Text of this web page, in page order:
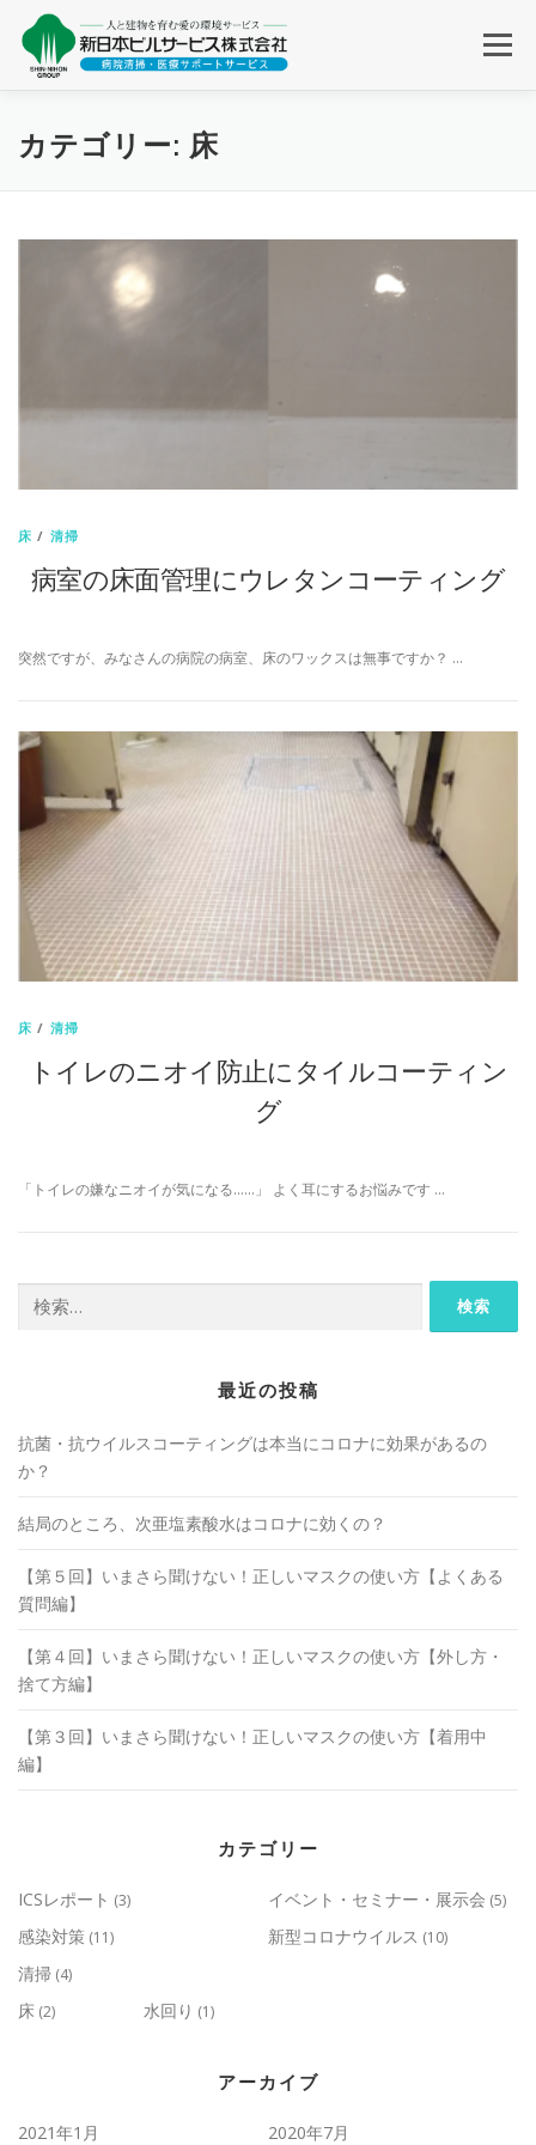
メニュー
感染対策清掃システム
コーポレートサイト
カテゴリー: 床
床 / 清掃
病室の床面管理にウレタンコーティング
突然ですが、みなさんの病院の病室、床のワックスは無事ですか？ …
床 / 清掃
トイレのニオイ防止にタイルコーティン
グ
「トイレの嫌なニオイが気になる……」 よく耳にするお悩みです …
索:
最近の投稿
抗菌・抗ウイルスコーティングは本当にコロナに効果があるの
か？
結局のところ、次亜塩素酸水はコロナに効くの？
【第５回】いまさら聞けない！正しいマスクの使い方【よくある
質問編】
【第４回】いまさら聞けない！正しいマスクの使い方【外し方・
捨て方編】
【第３回】いまさら聞けない！正しいマスクの使い方【着用中
編】
カテゴリー
ICSレポート (3) イベント・セミナー・展示会 (5)
感染対策 (11) 新型コロナウイルス (10)
清掃 (4)
床 (2) 水回り (1)
アーカイブ
2021年1月 2020年7月